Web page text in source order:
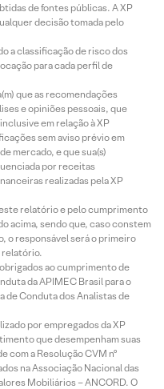
de fontes públicas. A XP
decisão tomada pelo
a classificação de risco dos
para cada perfil de
que as recomendações
e opiniões pessoais, que
em relação à XP
sem aviso prévio em
mercado, e que sua(s)
por receitas
realizadas pela XP
relatório e pelo cumprimento
acima, sendo que, caso constem
o responsável será o primeiro
relatório.
ao cumprimento de
da APIMEC Brasil para o
de Conduta dos Analistas de
por empregados da XP
que desempenham suas
com a Resolução CVM nº
na Associação Nacional das
Mobiliários – ANCORD. O